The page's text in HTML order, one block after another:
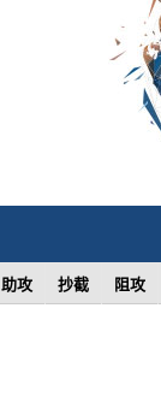
助攻 抄截 阻攻